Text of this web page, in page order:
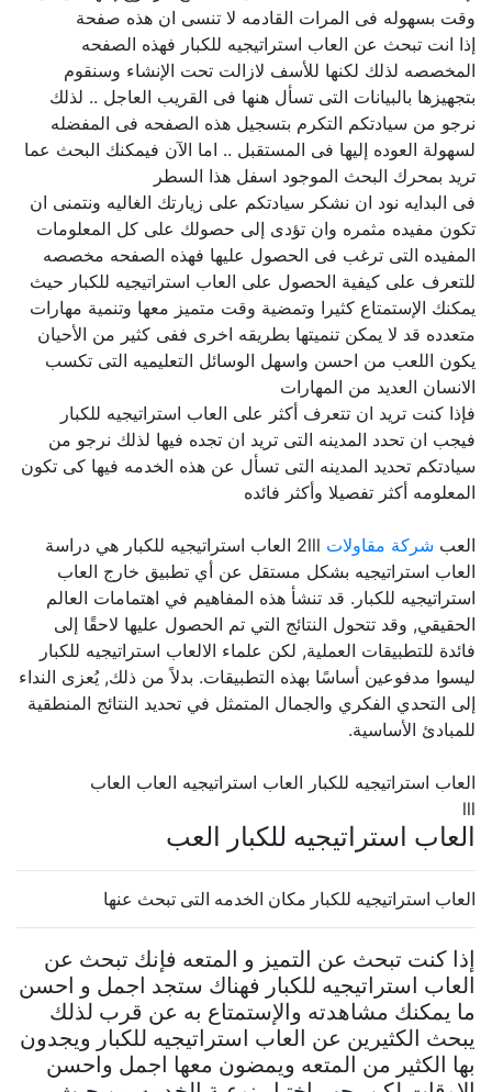
وقت بسهوله فى المرات القادمه لا تنسى ان هذه صفحة
إذا انت تبحث عن العاب استراتيجيه للكبار فهذه الصفحه
المخصصه لذلك لكنها للأسف لازالت تحت الإنشاء وسنقوم
بتجهيزها بالبيانات التى تسأل هنها فى القريب العاجل .. لذلك
نرجو من سيادتكم التكرم بتسجيل هذه الصفحه فى المفضله
لسهولة العوده إليها فى المستقبل .. اما الآن فيمكنك البحث عما
تريد بمحرك البحث الموجود اسفل هذا السطر
فى البدايه نود ان نشكر سيادتكم على زيارتك الغاليه ونتمنى ان
تكون مفيده مثمره وان تؤدى إلى حصولك على كل المعلومات
المفيده التى ترغب فى الحصول عليها فهذه الصفحه مخصصه
للتعرف على كيفية الحصول على العاب استراتيجيه للكبار حيث
يمكنك الإستمتاع كثيرا وتمضية وقت متميز معها وتنمية مهارات
متعدده قد لا يمكن تنميتها بطريقه اخرى ففى كثير من الأحيان
يكون اللعب من احسن واسهل الوسائل التعليميه التى تكسب
الانسان العديد من المهارات
فإذا كنت تريد ان تتعرف أكثر على العاب استراتيجيه للكبار
فيجب ان تحدد المدينه التى تريد ان تجده فيها لذلك نرجو من
سيادتكم تحديد المدينه التى تسأل عن هذه الخدمه فيها كى تكون
المعلومه أكثر تفصيلا وأكثر فائده
العبشركة مقاولات
2lll العاب استراتيجيه للكبار هي دراسة
العاب استراتيجيه بشكل مستقل عن أي تطبيق خارج العاب
استراتيجيه للكبار. قد تنشأ هذه المفاهيم في اهتمامات العالم
الحقيقي, وقد تتحول النتائج التي تم الحصول عليها لاحقًا إلى
فائدة للتطبيقات العملية, لكن علماء الالعاب استراتيجيه للكبار
ليسوا مدفوعين أساسًا بهذه التطبيقات. بدلاً من ذلك, يُعزى النداء
إلى التحدي الفكري والجمال المتمثل في تحديد النتائج المنطقية
للمبادئ الأساسية.
العاب استراتيجيه للكبار العاب استراتيجيه العاب العاب
العاب استراتيجيه للكبار العب
العاب استراتيجيه للكبار مكان الخدمه التى تبحث عنها
إذا كنت تبحث عن التميز و المتعه فإنك تبحث عن
العاب استراتيجيه للكبار فهناك ستجد اجمل و احسن
ما يمكنك مشاهدته والإستمتاع به عن قرب لذلك
يبحث الكثيرين عن العاب استراتيجيه للكبار ويجدون
بها الكثير من المتعه ويمضون معها اجمل واحسن